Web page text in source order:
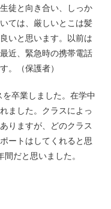
徒と向き合い、しっか
ては、厳しいとこは髪
いと思います。以前は
近、緊急時の携帯電話
。（保護者）
卒業しました。在学中
ました。クラスによっ
りますが、どのクラス
ートはしてくれると思
だと思いました。